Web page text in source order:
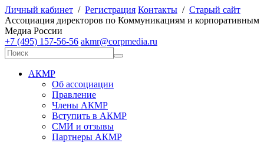
Личный кабинет / Регистрация Контакты / Старый сайт
Ассоциация директоров по Коммуникациям и корпоративным
Медиа России
+7 (495) 157-56-56 akmr@corpmedia.ru
АКМР
Об ассоциации
Правление
Члены АКМР
Вступить в АКМР
СМИ и отзывы
Партнеры АКМР